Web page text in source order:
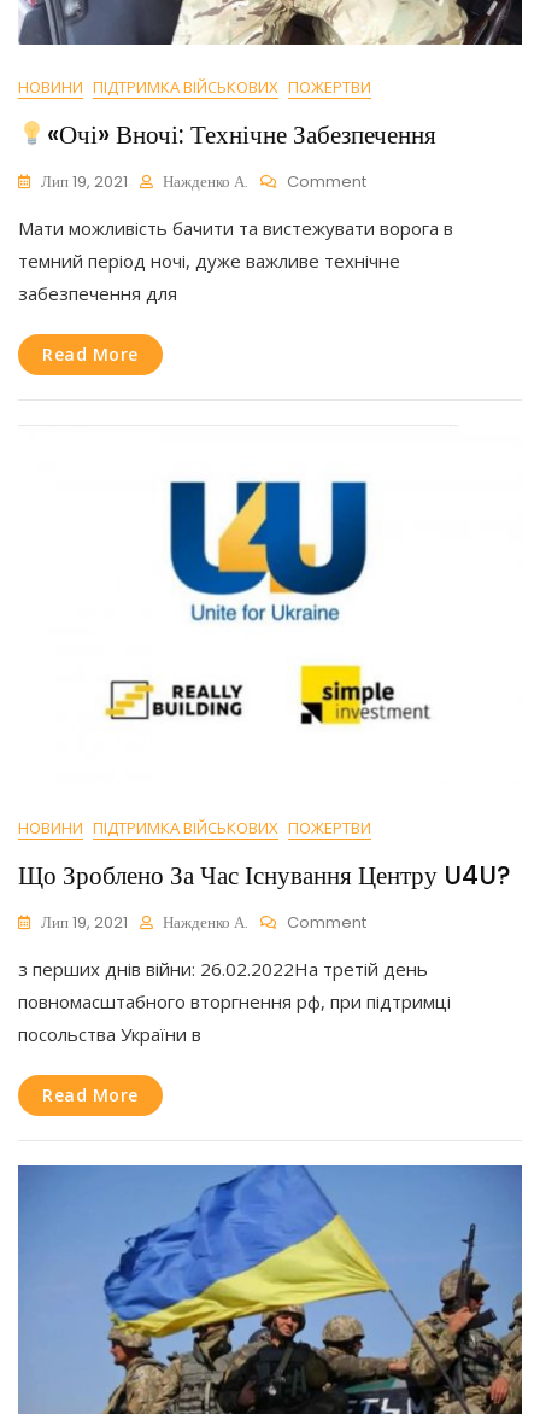
НОВИНИ ПІДТРИМКА ВІЙСЬКОВИХ ПОЖЕРТВИ
«очі» Вночі: Технічне Забезпечення
Лип 19, 2021 Нажденко А. CommentOn
«очі»
Вночі:
Мати можливість бачити та вистежувати ворога в
темний період ночі, дуже важливе технічне
забезпечення для
Read More
НОВИНИ ПІДТРИМКА ВІЙСЬКОВИХ ПОЖЕРТВИ
Що Зроблено За Час Існування Центру U4U?
Лип 19, 2021 Нажденко А. CommentOn
Зроблено
За
Час
з перших днів війни: 26.02.2022На третій день
повномасштабного вторгнення рф, при підтримці
посольства України в
Read More